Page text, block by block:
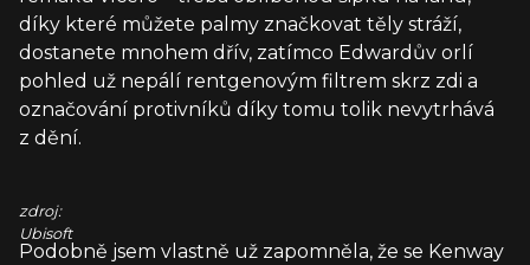
díky které můžete palmy značkovat těly stráží,
dostanete mnohem dřív, zatímco Edwardův orlí
pohled už nepálí rentgenovým filtrem skrz zdi a
označování protivníků díky tomu tolik nevytrhává
z dění.
zdroj:
Ubisoft
Podobně jsem vlastně už zapomněla, že se Kenway